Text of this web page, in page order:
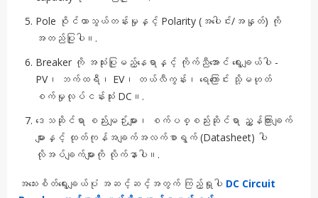
Pole ဝိုင်ယာသွယ်တန်းမှုနှင့် Polarity (အပေါင်း/အနှုတ်) ကို
အတည်ပြုပါ။.
Breaker ကို အသုံးပြုမည့်နေရာနှင့် ကိုက်ညီအောင် ရွေးချယ်ပါ -
PV၊ ဘက်ထရီ၊ EV၊ တယ်လီကွန်း၊ ရေကြောင်း သို့မဟုတ်
စက်မှုလုပ်ငန်းသုံး DC။.
ဒေသဆိုင်ရာ စည်းမျဉ်းများ၊ စက်ပစ္စည်းဆိုင်ရာ ညွှန်ကြားချက်
များနှင့် ထုတ်ကုန်အချက်အလက်စာရွက် (Datasheet) ပါ
လိုအပ်ချက်များကို လိုက်နာပါ။.
အသေးစိတ်ရွေးချယ်ပုံ အဆင့်ဆင့်အတွက် ကြည့်ရှုပါ DC Circuit